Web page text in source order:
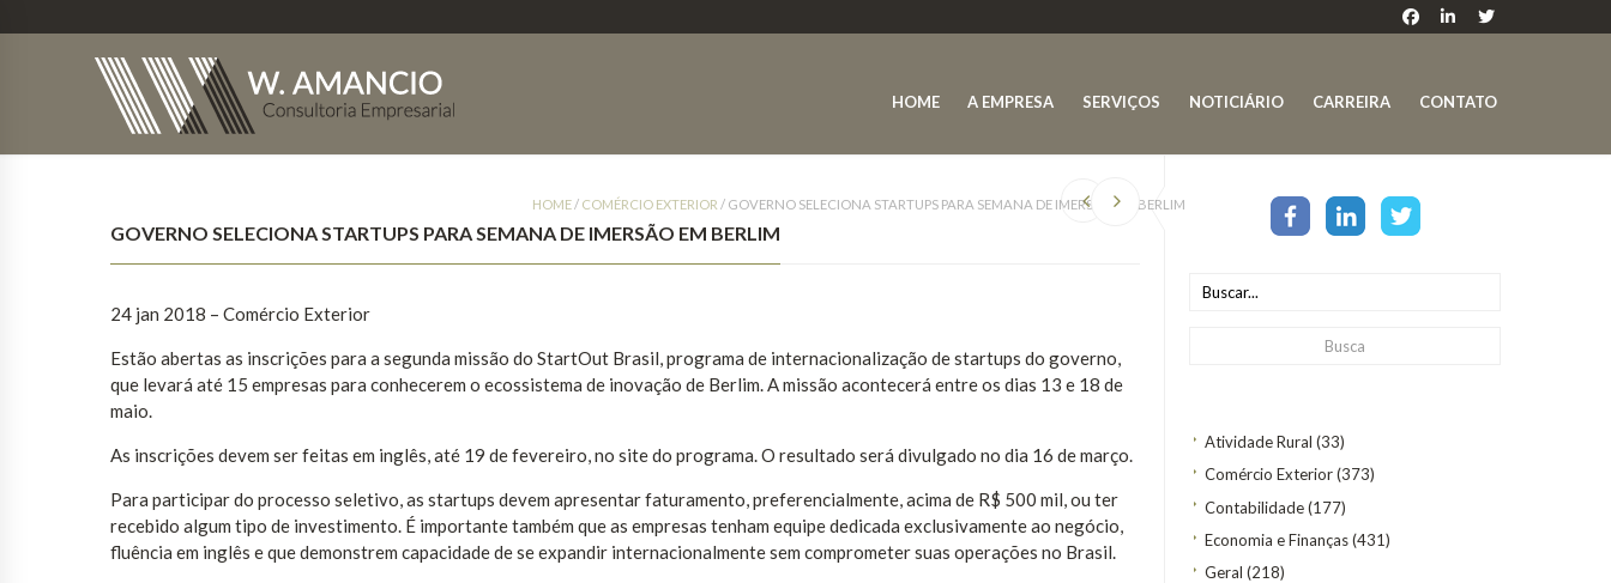
HOME A EMPRESA SERVIÇOS NOTICIÁRIO CARREIRA CONTATO
Atividade Rural (33)
Comércio Exterior(373)
Contabilidade(177)
Economia e Finanças(431)
Geral (218)
HOME/ COMÉRCIO EXTERIOR / GOVERNO SELECIONA STARTUPS PARA SEMANA DE IMERSÃO EM BERLIM
GOVERNO SELECIONA STARTUPS PARA SEMANA DE IMERSÃO EM BERLIM
24 jan 2018 – Comércio Exterior
Estão abertas as inscrições para a segunda missão do StartOut Brasil, programa de internacionalização de startups do governo,
que levará até 15 empresas para conhecerem o ecossistema de inovação de Berlim. A missão acontecerá entre os dias 13 e 18 de
maio.
As inscrições devem ser feitas em inglês, até 19 de fevereiro, no site do programa. O resultado será divulgado no dia 16 de março.
Para participar do processo seletivo, as startups devem apresentar faturamento, preferencialmente, acima de R$ 500 mil, ou ter
recebido algum tipo de investimento. É importante também que as empresas tenham equipe dedicada exclusivamente ao negócio,
fluência em inglês e que demonstrem capacidade de se expandir internacionalmente sem comprometer suas operações no Brasil.